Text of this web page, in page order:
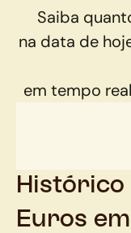
Saiba
na data de
em tempo
Euros